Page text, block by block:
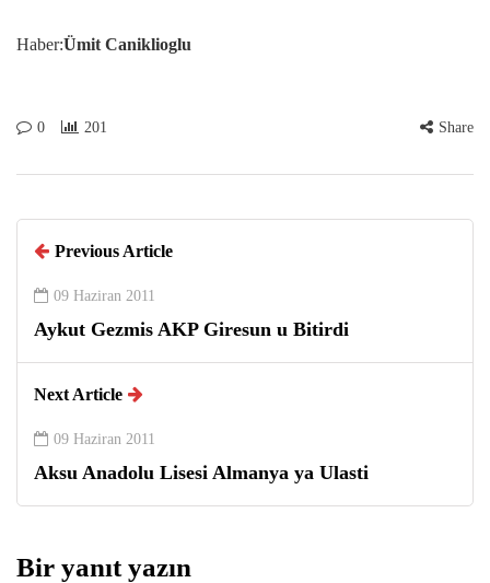
Haber:Ümit Caniklioglu
0 201 Share
Previous Article
09 Haziran 2011
Aykut Gezmis AKP Giresun u Bitirdi
Next Article
09 Haziran 2011
Aksu Anadolu Lisesi Almanya ya Ulasti
Bir yanıt yazın